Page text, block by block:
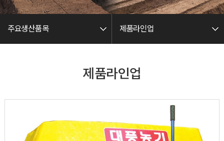
주요생산품목 제품라인업
제품라인업